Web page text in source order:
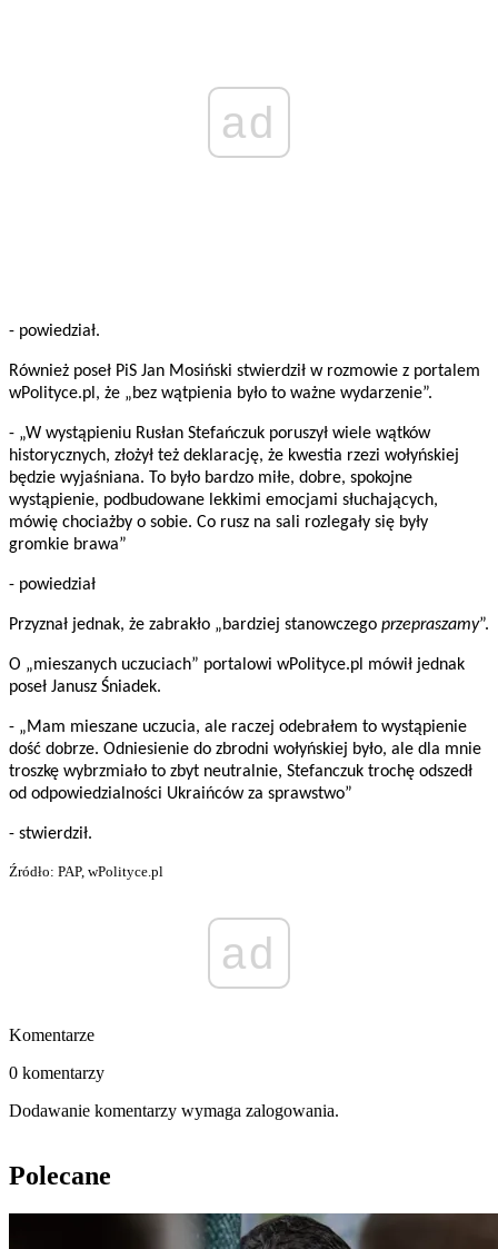
ad
- powiedział.
Również poseł PiS Jan Mosiński stwierdził w rozmowie z portalem
wPolityce.pl, że „bez wątpienia było to ważne wydarzenie”.
- „W wystąpieniu Rusłan Stefańczuk poruszył wiele wątków
historycznych, złożył też deklarację, że kwestia rzezi wołyńskiej
będzie wyjaśniana. To było bardzo miłe, dobre, spokojne
wystąpienie, podbudowane lekkimi emocjami słuchających,
mówię chociażby o sobie. Co rusz na sali rozlegały się były
gromkie brawa”
- powiedział
Przyznał jednak, że zabrakło „bardziej stanowczego przepraszamy”.
O „mieszanych uczuciach” portalowi wPolityce.pl mówił jednak
poseł Janusz Śniadek.
- „Mam mieszane uczucia, ale raczej odebrałem to wystąpienie
dość dobrze. Odniesienie do zbrodni wołyńskiej było, ale dla mnie
troszkę wybrzmiało to zbyt neutralnie, Stefanczuk trochę odszedł
od odpowiedzialności Ukraińców za sprawstwo”
- stwierdził.
Źródło: PAP, wPolityce.pl
ad
Komentarze
0 komentarzy
Dodawanie komentarzy wymaga zalogowania.
Polecane